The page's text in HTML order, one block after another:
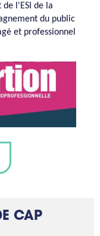
l'ESI de la
du public
et professionnel
CAP